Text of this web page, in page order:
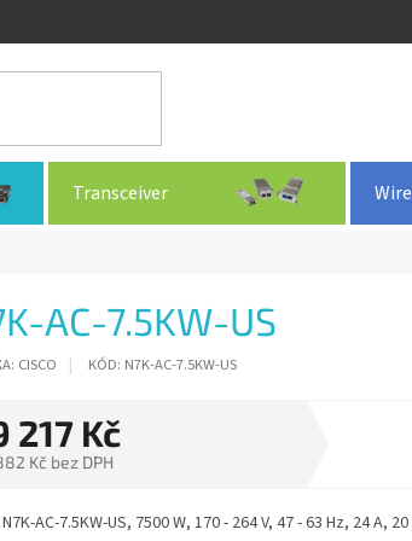
Transceiver
AC-7.5KW-US
CISCO KÓD: N7K-AC-7.5KW-US
217 Kč
Kč bez DPH
AC-7.5KW-US, 7500 W, 170 - 264 V, 47 - 63 Hz, 24 A,